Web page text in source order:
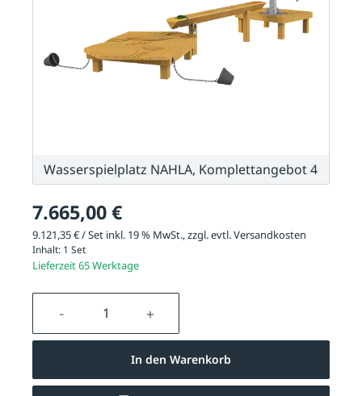
7.665,00 €
9.121,35 € / Set inkl. 19 % MwSt., zzgl. evtl.Versandkosten
Inhalt: 1 Set
Lieferzeit 65 Werktage
Produkt Anzahl: Gib den
In den Warenkorb
Wasserspielplatz NAHLA, Komplettangebot 4